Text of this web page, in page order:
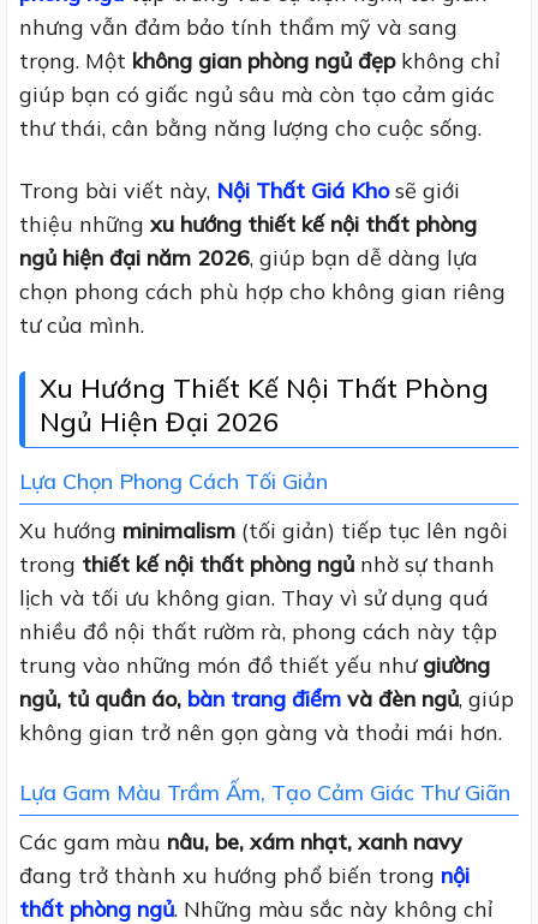
nhưng vẫn đảm bảo tính thẩm mỹ và sang
trọng. Một không gian phòng ngủ đẹpkhông chỉ
giúp bạn có giấc ngủ sâu mà còn tạo cảm giác
thư thái, cân bằng năng lượng cho cuộc sống.
Trong bài viết này, Nội Thất Giá Khosẽ giới
thiệu những xu hướng thiết kế nội thất phòng
ngủ hiện đại năm 2026, giúp bạn dễ dàng lựa
chọn phong cách phù hợp cho không gian riêng
tư của mình.
Xu Hướng Thiết Kế Nội Thất Phòng
Ngủ Hiện Đại 2026
Lựa Chọn Phong Cách Tối Giản
Xu hướng minimalism (tối giản) tiếp tục lên ngôi
trong thiết kế nội thất phòng ngủ nhờ sự thanh
lịch và tối ưu không gian. Thay vì sử dụng quá
nhiều đồ nội thất rườm rà, phong cách này tập
trung vào những món đồ thiết yếu như giường
ngủ, tủ quần áo, bàn trang điểm và đèn ngủ, giúp
không gian trở nên gọn gàng và thoải mái hơn.
Lựa Gam Màu Trầm Ấm, Tạo Cảm Giác Thư Giãn
Các gam màu nâu, be, xám nhạt, xanh navy
đang trở thành xu hướng phổ biến trong nội
thất phòng ngủ. Những màu sắc này không chỉ